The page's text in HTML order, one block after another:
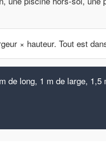
× hauteur. Tout est
de long, 1 m de large, 1,5